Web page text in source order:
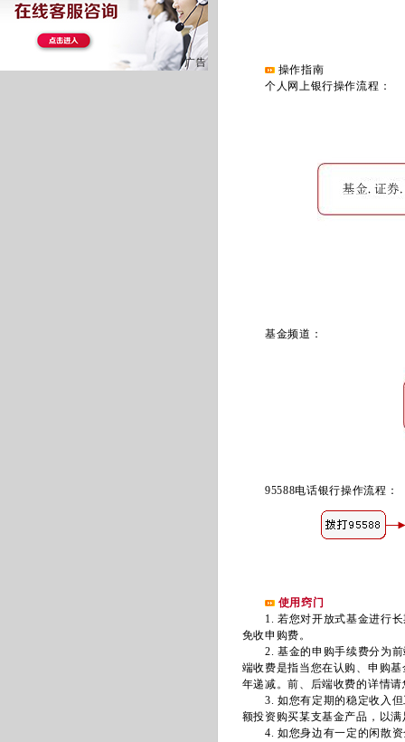
操作指南
个人网上银行操作流程：
基金频道：
95588电话银行操作流程：
使用窍门
1. 若您对开放式基金进行长
免收申购费。
2. 基金的申购手续费分为前
端收费是指当您在认购、申购
年递减。前、后端收费的详情
3. 如您有定期的稳定收入但
额投资购买某支基金产品，以
4. 如您身边有一定的闲散资